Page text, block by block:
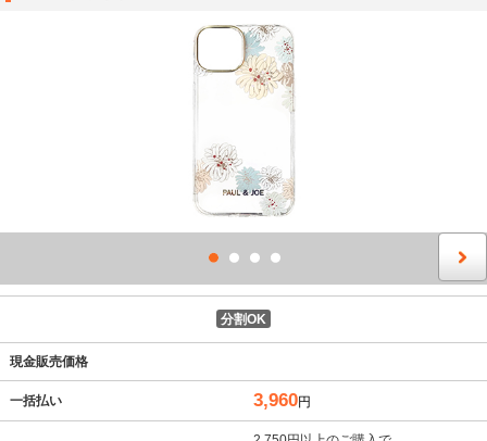
分割OK
現金販売価格
一括払い 3,960円